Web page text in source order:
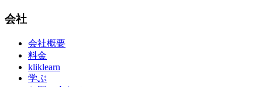
会社
会社概要
料金
kliklearn
学ぶ